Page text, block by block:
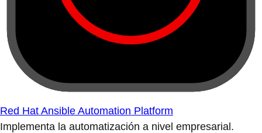
Red Hat Ansible Automation Platform
Implementa la automatización a nivel empresarial.